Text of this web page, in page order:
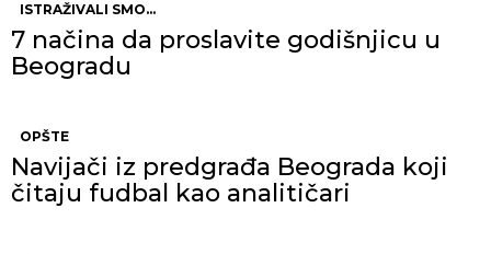
ISTRAŽIVALI SMO...
7 načina da proslavite godišnjicu u
Beogradu
OPŠTE
Navijači iz predgrađa Beograda koji
čitaju fudbal kao analitičari